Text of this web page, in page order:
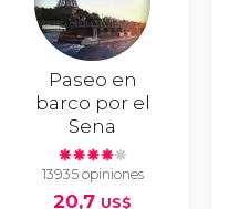
Paseo en
barco por el
Sena
13935 opiniones
20,7 US$